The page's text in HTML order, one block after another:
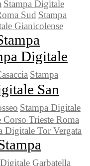
Stampa Digitale
Sud Stampa
Gianicolense
Digitale
Stampa
San
Stampa Digitale
Trieste Roma
Digitale Tor Vergata
Garbatella